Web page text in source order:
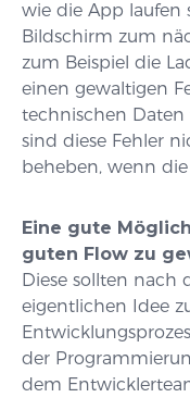
wie die App laufen
Bildschirm zum
zum Beispiel die
einen gewaltigen
technischen Daten
sind diese Fehler
beheben, wenn
Eine gute
guten Flow zu
Diese sollten nach
eigentlichen Idee
der
dem